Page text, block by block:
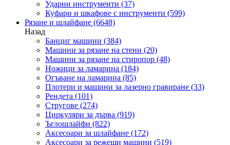
Ударни инструменти (37)
Куфари и шкафове с инструменти (599)
Рязане и шлайфане (6648)
Назад
Банциг машини (384)
Машини за рязане на стени (20)
Машини за рязане на стиропор (48)
Ножици за ламарина (184)
Огъване на ламарина (85)
Плотери и машини за лазерно гравиране (33)
Рендета (101)
Стругове (274)
Циркуляри за дърва (919)
Ъглошлайфи (822)
Аксесоари за шлайфане (172)
Аксесоари за режещи машини (519)